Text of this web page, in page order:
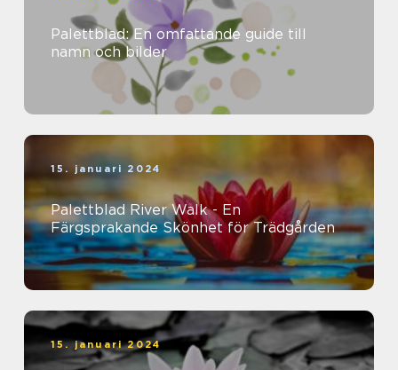
Palettblad: En omfattande guide till
namn och bilder
15. januari 2024
Palettblad River Walk - En
Färgsprakande Skönhet för Trädgården
15. januari 2024